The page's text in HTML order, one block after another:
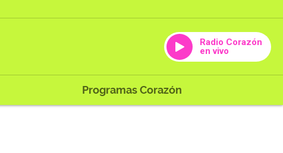
Radio Corazón
en vivo
Programas Corazón